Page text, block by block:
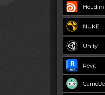
Houdini
NUKE
Unity
Revit